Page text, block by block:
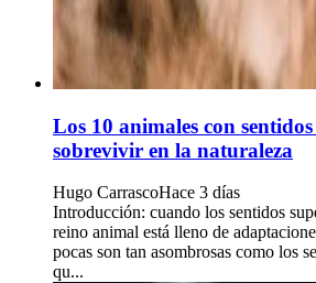
Los 10 animales con
sobrevivir en la naturaleza
Hugo CarrascoHace 3 días
Introducción: cuando los sentidos
reino animal está lleno de
pocas son tan asombrosas como los
qu...